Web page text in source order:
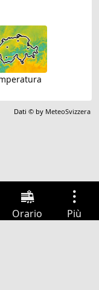
Dati © by MeteoSvizzera
Orario Più